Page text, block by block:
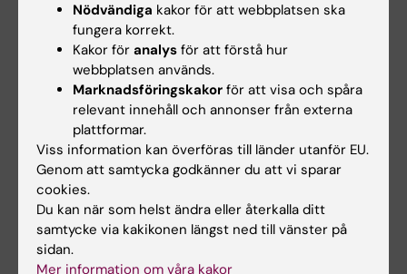
Riktlinjerna i sin helhet
Riktlinjer för riskhantering (PDF, 414.28 KB)
Hade du nytta av informationen på denna sida?
Yes
No
Nödvändiga kakor för att webbplatsen ska
fungera korrekt.
Kakor för analys för att förstå hur
webbplatsen används.
Marknadsföringskakor för att visa och spåra
relevant innehåll och annonser från externa
plattformar.
Viss information kan överföras till länder utanför EU.
Genom att samtycka godkänner du att vi sparar
cookies.
Du kan när som helst ändra eller återkalla ditt
samtycke via kakikonen längst ned till vänster på
sidan.
Mer information om våra kakor